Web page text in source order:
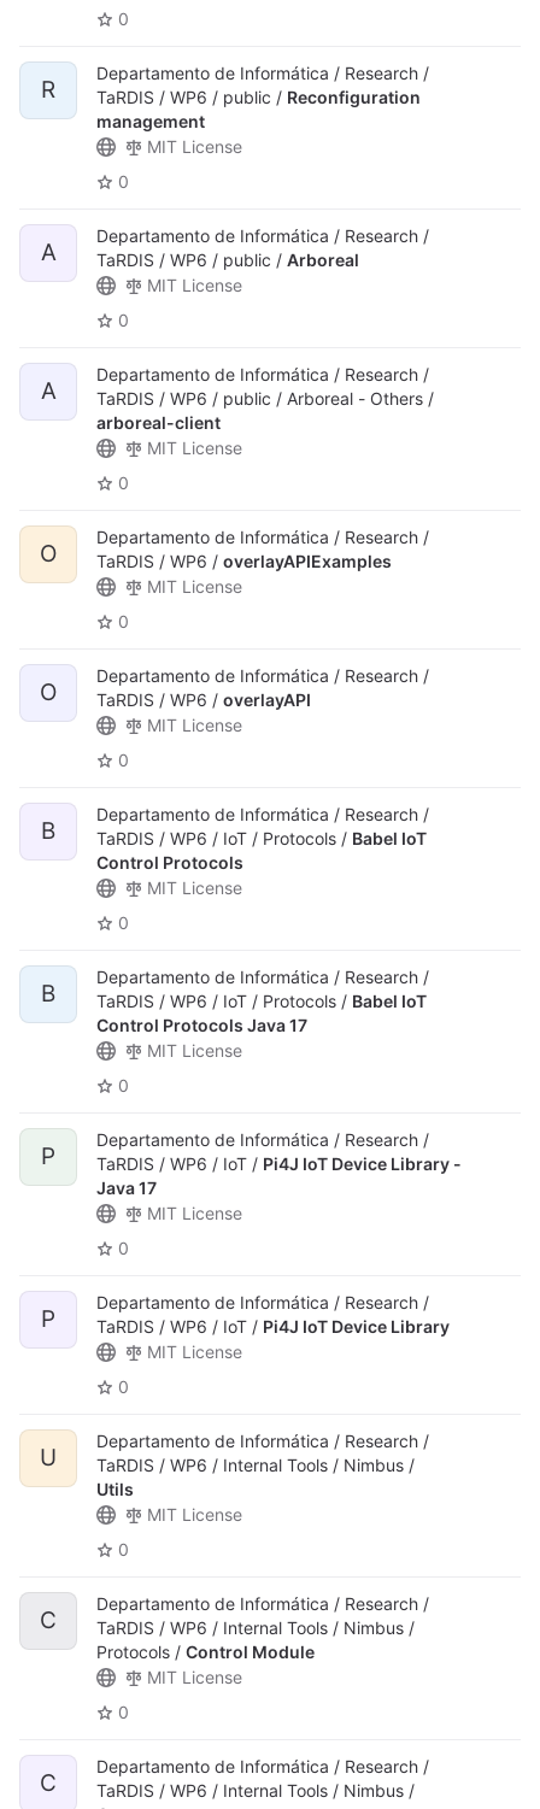
0
R
Departamento de Informática / Research /
TaRDIS / WP6 / public / Reconfiguration
management
MIT License
0
A
Departamento de Informática / Research /
TaRDIS / WP6 / public / Arboreal
MIT License
0
A
Departamento de Informática / Research /
TaRDIS / WP6 / public / Arboreal - Others /
arboreal-client
MIT License
0
O
Departamento de Informática / Research /
TaRDIS / WP6 / overlayAPIExamples
MIT License
0
O
Departamento de Informática / Research /
TaRDIS / WP6 / overlayAPI
MIT License
0
B
Departamento de Informática / Research /
TaRDIS / WP6 / IoT / Protocols / Babel IoT
Control Protocols
MIT License
0
B
Departamento de Informática / Research /
TaRDIS / WP6 / IoT / Protocols / Babel IoT
Control Protocols Java 17
MIT License
0
P
Departamento de Informática / Research /
TaRDIS / WP6 / IoT / Pi4J IoT Device Library -
Java 17
MIT License
0
P
Departamento de Informática / Research /
TaRDIS / WP6 / IoT / Pi4J IoT Device Library
MIT License
0
U
Departamento de Informática / Research /
TaRDIS / WP6 / Internal Tools / Nimbus /
Utils
MIT License
0
C
Departamento de Informática / Research /
TaRDIS / WP6 / Internal Tools / Nimbus /
Protocols / Control Module
MIT License
0
C
Departamento de Informática / Research /
TaRDIS / WP6 / Internal Tools / Nimbus /